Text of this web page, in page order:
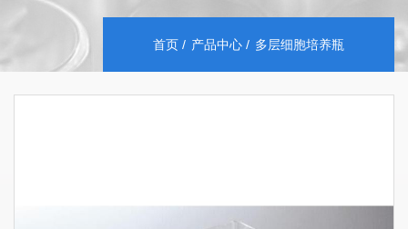
首页 产品中心 多层细胞培养瓶